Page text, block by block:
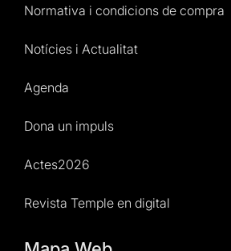
Normativa i condicions de compra
Notícies i Actualitat
Agenda
Dona un impuls
Actes2026
Revista Temple en digital